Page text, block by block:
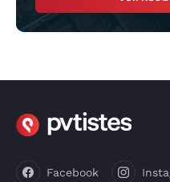
Facebook